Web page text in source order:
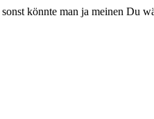
könnte man ja meinen Du